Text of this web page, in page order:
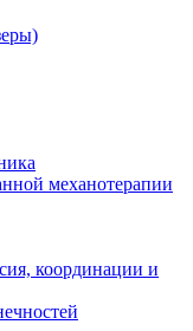
механотерапии
координации и